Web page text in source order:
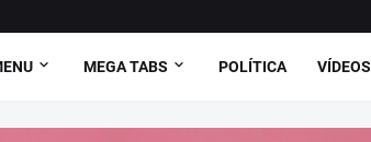
MEGA TABS POLÍTICA VÍDEOS